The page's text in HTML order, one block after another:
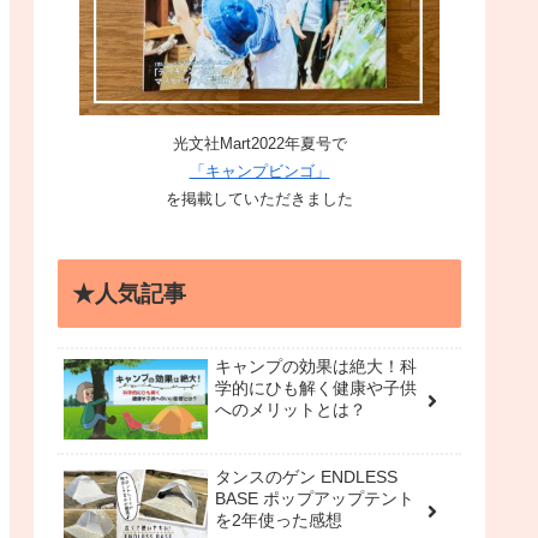
光文社Mart2022年夏号で
「キャンプビンゴ」
を掲載していただきました
★人気記事
キャンプの効果は絶大！科
学的にひも解く健康や子供
へのメリットとは？
タンスのゲン ENDLESS
BASE ポップアップテント
を2年使った感想